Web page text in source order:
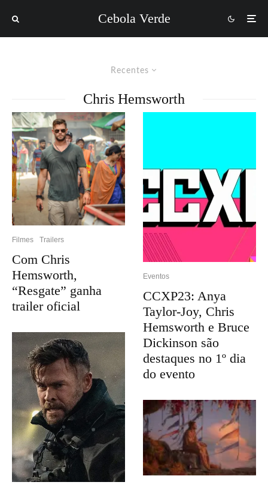
Cebola Verde
Recentes
Chris Hemsworth
Filmes Trailers
Com Chris
Hemsworth,
“Resgate” ganha
trailer oficial
Eventos
CCXP23: Anya
Taylor-Joy, Chris
Hemsworth e Bruce
Dickinson são
destaques no 1º dia
do evento